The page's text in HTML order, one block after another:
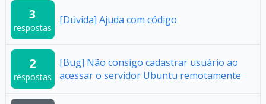
3
respostas
[Dúvida] Ajuda com código
2
respostas
[Bug] Não consigo cadastrar usuário ao
acessar o servidor Ubuntu remotamente